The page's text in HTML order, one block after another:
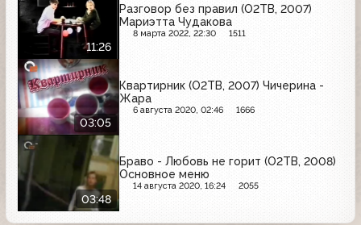
11:26
Разговор без правил (О2ТВ, 2007)
Мариэтта Чудакова
8 марта 2022, 22:30 1511
03:05
Квартирник (О2ТВ, 2007) Чичерина -
Жара
6 августа 2020, 02:46 1666
03:48
Браво - Любовь не горит (О2ТВ, 2008)
Основное меню
14 августа 2020, 16:24 2055